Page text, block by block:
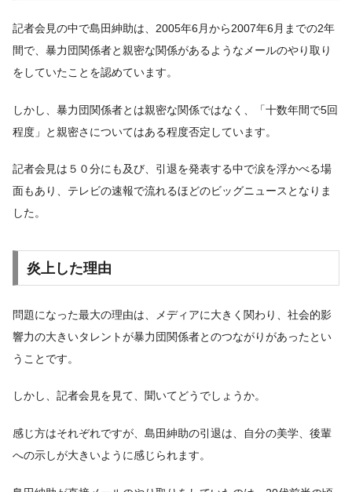
記者会見の中で島田紳助は、2005年6月から2007年6月までの2年
間で、暴力団関係者と親密な関係があるようなメールのやり取り
をしていたことを認めています。
しかし、暴力団関係者とは親密な関係ではなく、「十数年間で5回
程度」と親密さについてはある程度否定しています。
記者会見は５０分にも及び、引退を発表する中で涙を浮かべる場
面もあり、テレビの速報で流れるほどのビッグニュースとなりま
した。
炎上した理由
問題になった最大の理由は、メディアに大きく関わり、社会的影
響力の大きいタレントが暴力団関係者とのつながりがあったとい
うことです。
しかし、記者会見を見て、聞いてどうでしょうか。
感じ方はそれぞれですが、島田紳助の引退は、自分の美学、後輩
への示しが大きいように感じられます。